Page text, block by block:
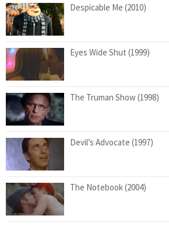
Despicable Me (2010)
Eyes Wide Shut (1999)
The Truman Show (1998)
Devil’s Advocate (1997)
The Notebook (2004)